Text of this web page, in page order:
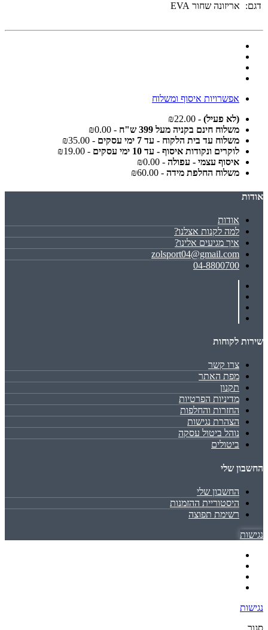
דגם:
אריזונה שחור EVA
אפשרויות איסוף ומשלוח
(לא פעיל) - ₪22.00
משלוח חינם בקניה מעל 399 ש"ח
- ₪0.00
משלוח עד בית הלקוח - עד 7 ימי עסקים
- ₪35.00
לוקרים ונקודות איסוף - עד 10 ימי עסקים
- ₪19.00
איסוף עצמי - עפולה - ₪0.00
משלוח החלפת מידה - ₪60.00
אודות
אודות
למה לקנות אצלנו?
איך מגיעים אלינו?
zolsport04@gmail.com
04-8800700
שירות לקוחות
צרו קשר
מפת האתר
תקנון
מדיניות הפרטיות
החזרות והחלפות
הצהרת נגישות
נוהל ביטול עסקה
ביטולים
החשבון שלי
החשבון שלי
היסטוריית ההזמנות
רשימת תפוצה
נגישות
נגישות
סגור